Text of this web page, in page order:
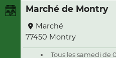
Marché de Montry
Marché
77450 Montry
Tous les samedi de